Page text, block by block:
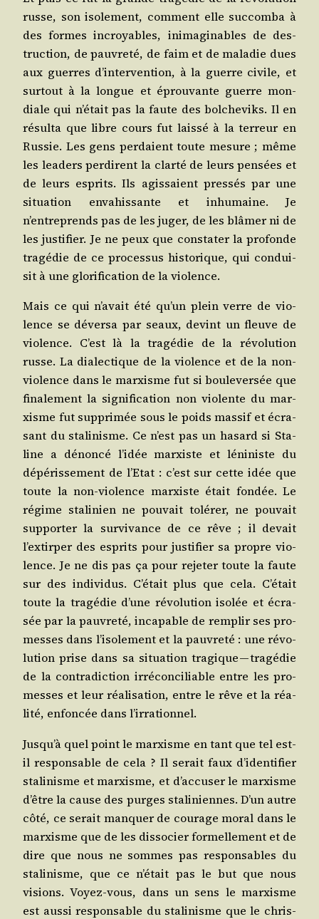
russe, son iso­le­ment, com­ment elle suc­com­ba à
des formes incroyables, inima­gi­nables de des­
truc­tion, de pau­vre­té, de faim et de mala­die dues
aux guerres d’intervention, à la guerre civile, et
sur­tout à la longue et éprou­vante guerre mon­
diale qui n’était pas la faute des bol­che­viks. Il en
résul­ta que libre cours fut lais­sé à la ter­reur en
Rus­sie. Les gens per­daient toute mesure ; même
les lea­ders per­dirent la clar­té de leurs pen­sées et
de leurs esprits. Ils agis­saient pres­sés par une
situa­tion enva­his­sante et inhu­maine. Je
n’entreprends pas de les juger, de les blâ­mer ni de
les jus­ti­fier. Je ne peux que consta­ter la pro­fonde
tra­gé­die de ce pro­ces­sus his­to­rique, qui condui­
sit à une glo­ri­fi­ca­tion de la violence.
Mais ce qui n’avait été qu’un plein verre de vio­
lence se déver­sa par seaux, devint un fleuve de
vio­lence. C’est là la tra­gé­die de la révo­lu­tion
russe. La dia­lec­tique de la vio­lence et de la non-
vio­lence dans le mar­xisme fut si bou­le­ver­sée que
fina­le­ment la signi­fi­ca­tion non vio­lente du mar­
xisme fut sup­pri­mée sous le poids mas­sif et écra­
sant du sta­li­nisme. Ce n’est pas un hasard si Sta­
line a dénon­cé l’idée mar­xiste et léni­niste du
dépé­ris­se­ment de l’Etat : c’est sur cette idée que
toute la non-vio­lence mar­xiste était fon­dée. Le
régime sta­li­nien ne pou­vait tolé­rer, ne pou­vait
sup­por­ter la sur­vi­vance de ce rêve ; il devait
l’extirper des esprits pour jus­ti­fier sa propre vio­
lence. Je ne dis pas ça pour reje­ter toute la faute
sur des indi­vi­dus. C’était plus que cela. C’était
toute la tra­gé­die d’une révo­lu­tion iso­lée et écra­
sée par la pau­vre­té, inca­pable de rem­plir ses pro­
messes dans l’isolement et la pau­vre­té : une révo­
lu­tion prise dans sa situa­tion tra­gique — tra­gé­die
de la contra­dic­tion irré­con­ci­liable entre les pro­
messes et leur réa­li­sa­tion, entre le rêve et la réa­
li­té, enfon­cée dans l’irrationnel.
Jusqu’à quel point le mar­xisme en tant que tel est-
il res­pon­sable de cela ? Il serait faux d’identifier
sta­li­nisme et mar­xisme, et d’accuser le mar­xisme
d’être la cause des purges sta­li­niennes. D’un autre
côté, ce serait man­quer de cou­rage moral dans le
mar­xisme que de les dis­so­cier for­mel­le­ment et de
dire que nous ne sommes pas res­pon­sables du
sta­li­nisme, que ce n’était pas le but que nous
visions. Voyez-vous, dans un sens le mar­xisme
est aus­si res­pon­sable du sta­li­nisme que le chris­